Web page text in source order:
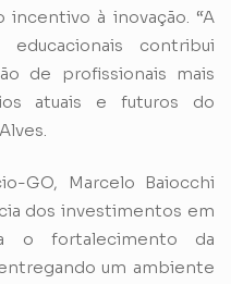
incentivo à inovação. “A
educacionais contribui
de profissionais mais
atuais e futuros do
GO, Marcelo Baiocchi
dos investimentos em
o fortalecimento da
um ambiente